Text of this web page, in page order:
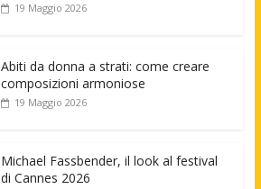
19 Maggio 2026
Abiti da donna a strati: come creare
composizioni armoniose
19 Maggio 2026
Michael Fassbender, il look al festival
di Cannes 2026